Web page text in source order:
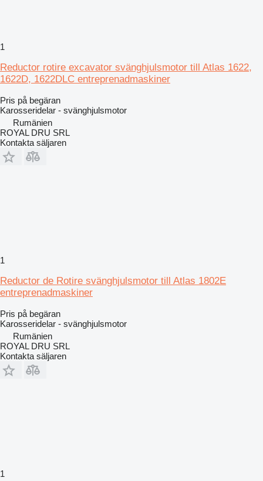
1
Reductor rotire excavator svänghjulsmotor till Atlas 1622,
1622D, 1622DLC entreprenadmaskiner
Pris på begäran
Karosseridelar - svänghjulsmotor
Rumänien
ROYAL DRU SRL
Kontakta säljaren
1
Reductor de Rotire svänghjulsmotor till Atlas 1802E
entreprenadmaskiner
Pris på begäran
Karosseridelar - svänghjulsmotor
Rumänien
ROYAL DRU SRL
Kontakta säljaren
1